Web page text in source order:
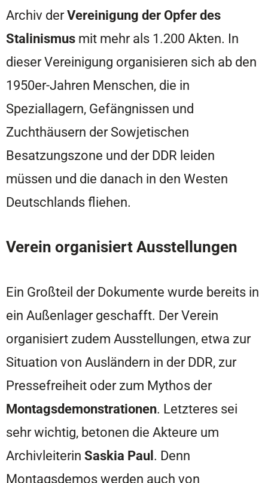
Archiv derVereinigung der Opfer des
Stalinismus mit mehr als 1.200 Akten. In
dieser Vereinigung organisieren sich ab den
1950er-Jahren Menschen, die in
Speziallagern, Gefängnissen und
Zuchthäusern der Sowjetischen
Besatzungszone und der DDR leiden
müssen und die danach in den Westen
Deutschlands fliehen.
Verein organisiert Ausstellungen
Ein Großteil der Dokumente wurde bereits in
ein Außenlager geschafft. Der Verein
organisiert zudem Ausstellungen, etwa zur
Situation von Ausländern in der DDR, zur
Pressefreiheit oder zum Mythos der
Montagsdemonstrationen. Letzteres sei
sehr wichtig, betonen die Akteure um
Archivleiterin Saskia Paul. Denn
Montagsdemos werden auch von